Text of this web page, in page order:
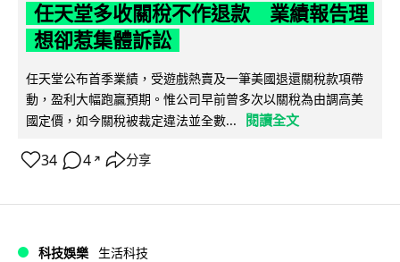
任天堂多收關稅不作退款 業績報告理
想卻惹集體訴訟
任天堂公布首季業績，受遊戲熱賣及一筆美國退還關稅款項帶
動，盈利大幅跑贏預期。惟公司早前曾多次以關稅為由調高美
國定價，如今關稅被裁定違法並全數...
閱讀全文
34 4 ↗ 分享
科技娛樂 生活科技